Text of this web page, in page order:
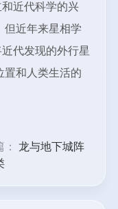
近代科学的兴
但近年来星相学
代发现的外行星
置和人类生活的
龙与地下城阵